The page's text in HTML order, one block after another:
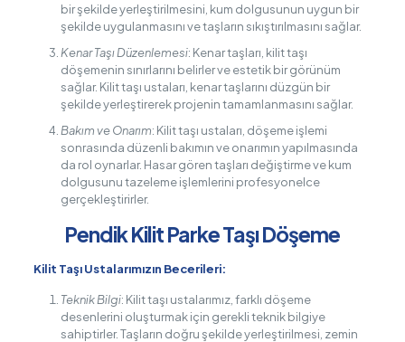
bir şekilde yerleştirilmesini, kum dolgusunun uygun bir
şekilde uygulanmasını ve taşların sıkıştırılmasını sağlar.
Kenar Taşı Düzenlemesi: Kenar taşları, kilit taşı
döşemenin sınırlarını belirler ve estetik bir görünüm
sağlar. Kilit taşı ustaları, kenar taşlarını düzgün bir
şekilde yerleştirerek projenin tamamlanmasını sağlar.
Bakım ve Onarım: Kilit taşı ustaları, döşeme işlemi
sonrasında düzenli bakımın ve onarımın yapılmasında
da rol oynarlar. Hasar gören taşları değiştirme ve kum
dolgusunu tazeleme işlemlerini profesyonelce
gerçekleştirirler.
Pendik Kilit Parke Taşı Döşeme
Kilit Taşı Ustalarımızın Becerileri:
Teknik Bilgi: Kilit taşı ustalarımız, farklı döşeme
desenlerini oluşturmak için gerekli teknik bilgiye
sahiptirler. Taşların doğru şekilde yerleştirilmesi, zemin